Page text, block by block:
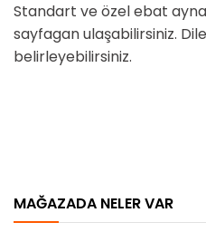
MAĞAZADA NELER VAR
Standart ve özel ebat
sayfagan ulaşabilirsiniz.
belirleyebilirsiniz.